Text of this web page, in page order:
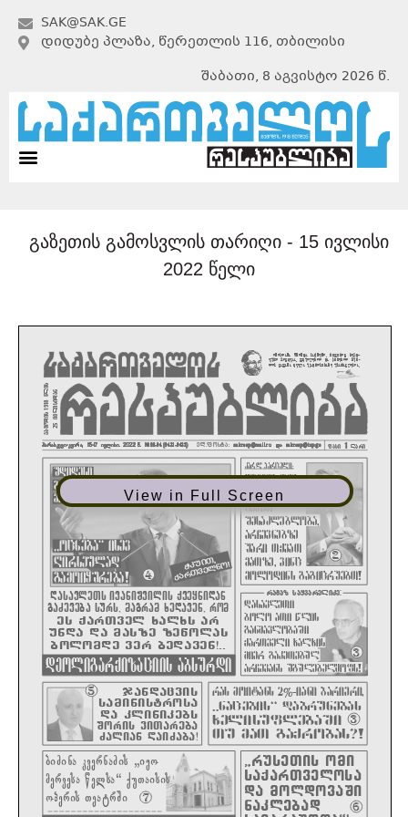
SAK@SAK.GE
ᲓᲘᲓᲣᲑᲔ ᲞᲚᲐᲖᲐ, ᲬᲔᲠᲔᲗᲚᲘᲡ 116, ᲗᲑᲘᲚᲘᲡᲘ
შაბათი, 8 აგვისტო 2026 წ.
გაზეთის გამოსვლის თარიღი - 15 ივლისი
2022 წელი
View in Full Screen